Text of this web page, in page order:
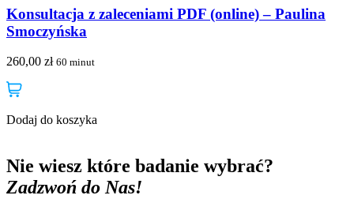
Konsultacja z zaleceniami PDF (online) – Paulina
Smoczyńska
260,00 zł 60 minut
Dodaj do koszyka
Nie wiesz które badanie wybrać?
Zadzwoń do Nas!